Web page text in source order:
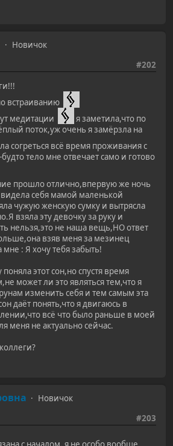
Новичок
#202
встраиванию
медитации
я заметила,что по
поток,уж очень я замёрзла на
согреться всё время проживания с
будто тело мне отвечает само и готово
прошло отлично,впервую же ночь
видела себя мамой маленькой
чужую женскую сумку и вытрясла
взяла эту девочку за руку и
нельзя,это не наша вещь,НО ответ
взяв меня за мезинец
мне : Я хочу тебя забыть!
поняла этот сон,но спустя время
может ли это являться тем,что я
изменить себя и тем самым эта
даёт понять,что я двигаюсь в
всё что было раньше в моей
меня не актуально сейчас.
Новичок
#203